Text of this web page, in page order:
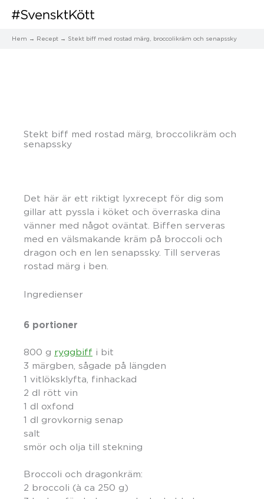
Hem Recept ​Stekt biff med rostad märg, broccolikräm och senapssky
​Stekt biff med rostad märg, broccolikräm och
senapssky
Det här är ett riktigt lyxrecept för dig som
gillar att pyssla i köket och överraska dina
vänner med något oväntat. Biffen serveras
med en välsmakande kräm på broccoli och
dragon och en len senapssky. Till serveras
rostad märg i ben.
Ingredienser
6 portioner
800 g ryggbiff i bit
3 märgben, sågade på längden
1 vitlöksklyfta, finhackad
2 dl rött vin
1 dl oxfond
1 dl grovkornig senap
salt
smör och olja till stekning
Broccoli och dragonkräm:
2 broccoli (à ca 250 g)